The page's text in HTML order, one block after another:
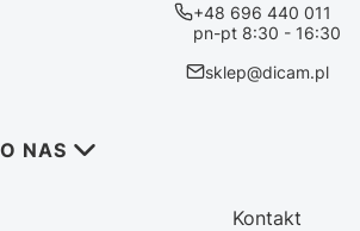
+48 696 440 011
pn-pt 8:30 - 16:30
sklep@dicam.pl
Linki w stopce
O NAS
Kontakt